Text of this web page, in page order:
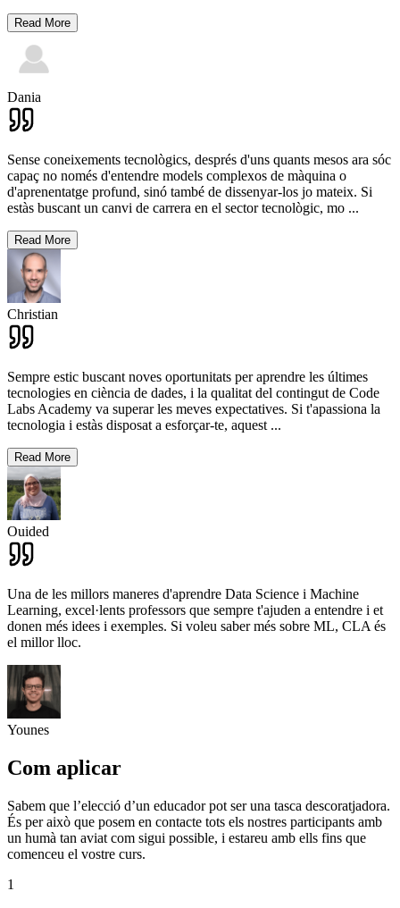
Read More
Dania
Sense coneixements tecnològics, després d'uns quants mesos ara sóc
capaç no només d'entendre models complexos de màquina o
d'aprenentatge profund, sinó també de dissenyar-los jo mateix. Si
estàs buscant un canvi de carrera en el sector tecnològic, mo ...
Read More
Christian
Sempre estic buscant noves oportunitats per aprendre les últimes
tecnologies en ciència de dades, i la qualitat del contingut de Code
Labs Academy va superar les meves expectatives. Si t'apassiona la
tecnologia i estàs disposat a esforçar-te, aquest ...
Read More
Ouided
Una de les millors maneres d'aprendre Data Science i Machine
Learning, excel·lents professors que sempre t'ajuden a entendre i et
donen més idees i exemples. Si voleu saber més sobre ML, CLA és
el millor lloc.
Younes
Com aplicar
Sabem que l’elecció d’un educador pot ser una tasca descoratjadora.
És per això que posem en contacte tots els nostres participants amb
un humà tan aviat com sigui possible, i estareu amb ells fins que
comenceu el vostre curs.
1